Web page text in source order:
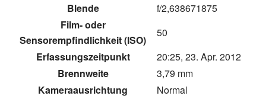
Blende
f/2,638671875
Film- oder
Sensorempfindlichkeit (ISO)
50
Erfassungszeitpunkt
20:25, 23. Apr. 2012
Brennweite
3,79 mm
Kameraausrichtung
Normal